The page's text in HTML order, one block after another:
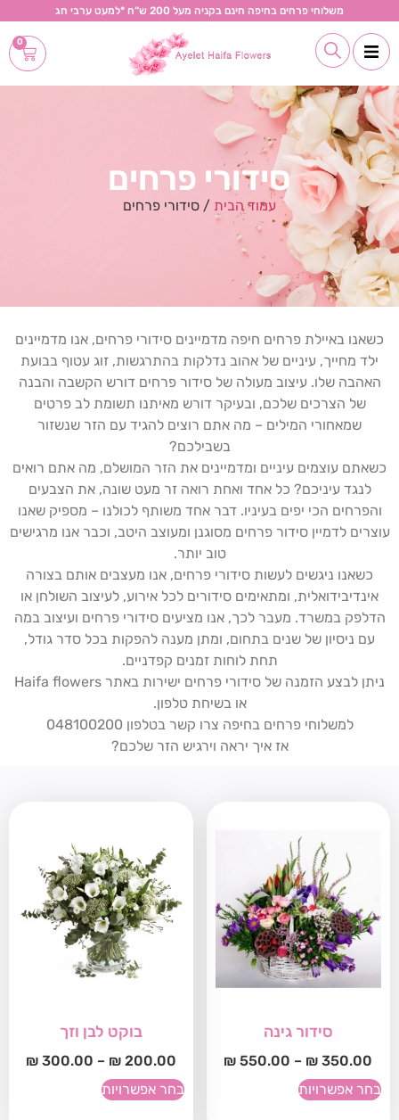
משלוחי פרחים בחיפה חינם בקניה מעל 200 ש“ח *למעט ערבי חג
0
סידורי פרחים
עמוד הבית / סידורי פרחים
כשאנו באיילת פרחים חיפה מדמיינים סידורי פרחים, אנו מדמיינים
ילד מחייך, עיניים של אהוב נדלקות בהתרגשות, זוג עטוף בבועת
האהבה שלו. עיצוב מעולה של סידור פרחים דורש הקשבה והבנה
של הצרכים שלכם, ובעיקר דורש מאיתנו תשומת לב פרטים
שמאחורי המילים – מה אתם רוצים להגיד עם הזר שנשזור
בשבילכם?
כשאתם עוצמים עיניים ומדמיינים את הזר המושלם, מה אתם רואים
לנגד עיניכם? כל אחד ואחת רואה זר מעט שונה, את הצבעים
והפרחים הכי יפים בעיניו. דבר אחד משותף לכולנו – מספיק שאנו
עוצרים לדמיין סידור פרחים מסוגנן ומעוצב היטב, וכבר אנו מרגישים
טוב יותר.
כשאנו ניגשים לעשות סידורי פרחים, אנו מעצבים אותם בצורה
אינדיבידואלית, ומתאימים סידורים לכל אירוע, לעיצוב השולחן או
הדלפק במשרד. מעבר לכך, אנו מציעים סידורי פרחים ועיצוב במה
עם ניסיון של שנים בתחום, ומתן מענה להפקות בכל סדר גודל,
תחת לוחות זמנים קפדניים.
ניתן לבצע הזמנה של סידורי פרחים ישירות באתר Haifa flowers
או בשיחת טלפון.
למשלוחי פרחים בחיפה צרו קשר בטלפון 048100200
אז איך יראה וירגיש הזר שלכם?
סידור גינה
₪ 350.00
–
₪ 550.00
בחר אפשרויות
בוקט לבן וזך
₪200.00
–
₪300.00
בחר אפשרויות